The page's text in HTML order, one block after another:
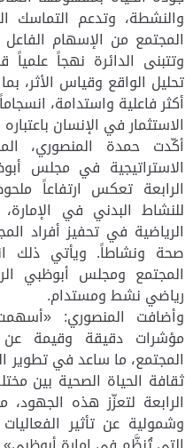
والنشطة، وتدعم التماسك
المجتمع من الإسهام
وتتبنى الدائرة نهجاً علمياً
تحليل الواقع وقياس الأثر،
أكثر فاعلية واستدامة،
الاستثمار في الإنسان
أكّدت حمدة المنصوري،
الاستراتيجية في مجلس
الرابعة تعكس ارتفاعاً
للنشاط البدني في
الرياضية في تحفيز أفراد
صحة ونشاطاً. ويأتي ذلك
المجتمع ومجلس أبوظبي
رياضي نشط ومستدام.
وأضافت المنصوري:
مؤشرات دقيقة وقيمة
المجتمع، ما ساعد في تطوير
ثقافة الحياة الصحية بين
الرابعة لتعزّز هذه
وشمولية عن تأثير